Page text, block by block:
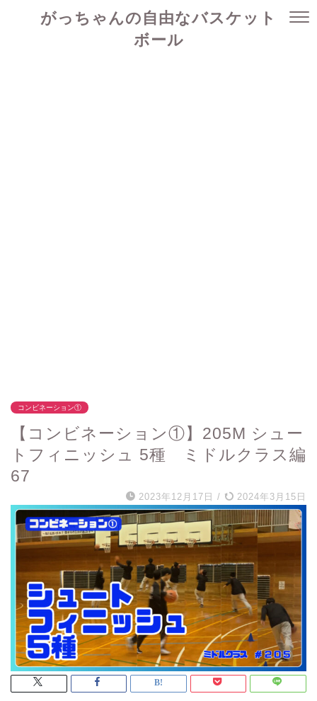
がっちゃんの自由なバスケット
ボール
コンビネーション①
【コンビネーション①】205M シュー
トフィニッシュ 5種 ミドルクラス編
67
2023年12月17日 / 2024年3月15日